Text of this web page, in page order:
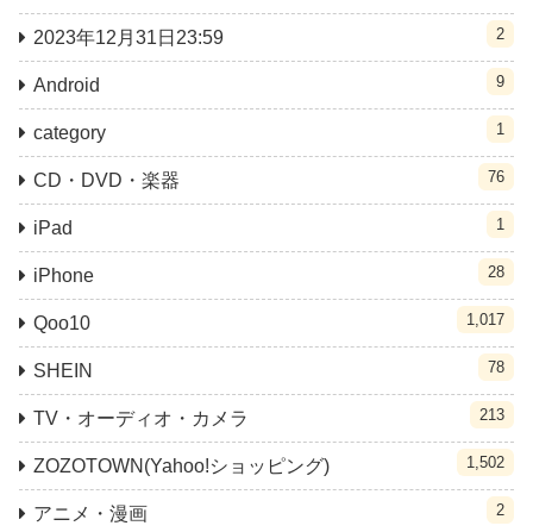
2023年12月31日23:59 2
Android 9
category 1
CD・DVD・楽器 76
iPad 1
iPhone 28
Qoo10 1,017
SHEIN 78
TV・オーディオ・カメラ 213
ZOZOTOWN(Yahoo!ショッピング) 1,502
アニメ・漫画 2